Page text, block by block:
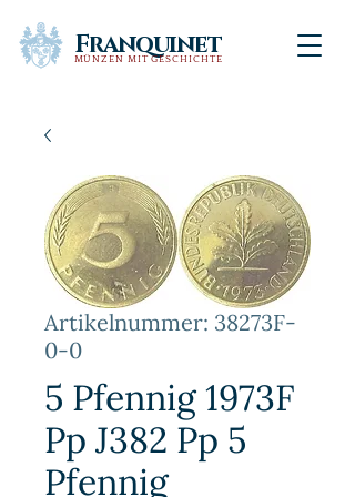
Franquinet
MÜNZEN MIT GESCHICHTE
Artikelnummer: 38273F-
0-0
5 Pfennig 1973F
Pp J382 Pp 5
Pfennig